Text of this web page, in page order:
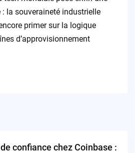
la souveraineté industrielle
primer sur la logique
d’approvisionnement
confiance chez Coinbase :